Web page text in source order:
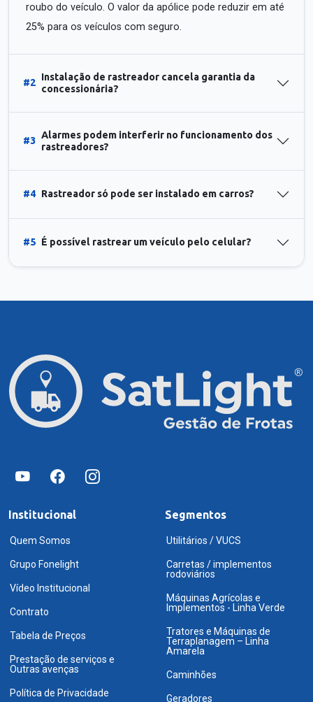
roubo do veículo. O valor da apólice pode reduzir em até
25% para os veículos com seguro.
#2
Instalação de rastreador cancela garantia da
concessionária?
#3
Alarmes podem interferir no funcionamento dos
rastreadores?
#4 Rastreador só pode ser instalado em carros?
#5 É possível rastrear um veículo pelo celular?
Institucional
Quem Somos
Grupo Fonelight
Vídeo Institucional
Contrato
Tabela de Preços
Prestação de serviços e
Outras avenças
Política de Privacidade
Segmentos
Utilitários / VUCS
Carretas / implementos
rodoviários
Máquinas Agrícolas e
Implementos - Linha Verde
Tratores e Máquinas de
Terraplanagem – Linha
Amarela
Caminhões
Geradores